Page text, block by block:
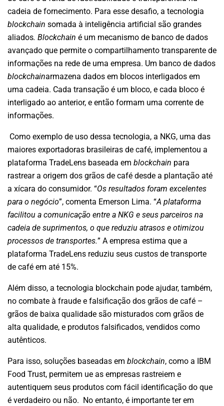
cadeia de fornecimento. Para esse desafio, a tecnologia
blockchain somada à inteligência artificial são grandes
aliados. Blockchain é um mecanismo de banco de dados
avançado que permite o compartilhamento transparente de
informações na rede de uma empresa. Um banco de dados
blockchainarmazena dados em blocos interligados em
uma cadeia. Cada transação é um bloco, e cada bloco é
interligado ao anterior, e então formam uma corrente de
informações.
Como exemplo de uso dessa tecnologia, a NKG, uma das
maiores exportadoras brasileiras de café, implementou a
plataforma TradeLens baseada em blockchain para
rastrear a origem dos grãos de café desde a plantação até
a xícara do consumidor. “Os resultados foram excelentes
para o negócio”, comenta Emerson Lima. “A plataforma
facilitou a comunicação entre a NKG e seus parceiros na
cadeia de suprimentos, o que reduziu atrasos e otimizou
processos de transportes.” A empresa estima que a
plataforma TradeLens reduziu seus custos de transporte
de café em até 15%.
Além disso, a tecnologia blockchain pode ajudar, também,
no combate à fraude e falsificação dos grãos de café –
grãos de baixa qualidade são misturados com grãos de
alta qualidade, e produtos falsificados, vendidos como
autênticos.
Para isso, soluções baseadas em blockchain, como a IBM
Food Trust, permitem ue as empresas rastreiem e
autentiquem seus produtos com fácil identificação do que
é verdadeiro ou não. No entanto, é importante ter em